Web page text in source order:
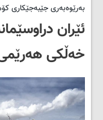
بەرێوەبەری جێبەجێکاری
ئێران
خەڵکی